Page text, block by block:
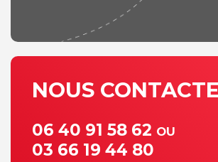
NOUS
06 40 91 58 62 OU
03 66 19 44 80